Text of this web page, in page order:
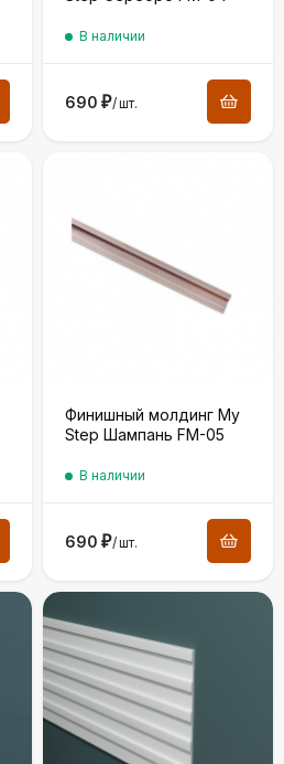
В наличии
690 ₽/шт.
Финишный молдинг My
Step Шампань FM-05
В наличии
690 ₽/шт.